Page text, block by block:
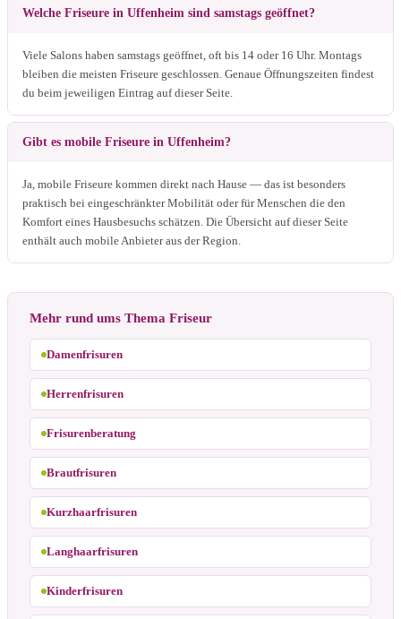
Welche Friseure in Uffenheim sind samstags geöffnet?
Viele Salons haben samstags geöffnet, oft bis 14 oder 16 Uhr. Montags
bleiben die meisten Friseure geschlossen. Genaue Öffnungszeiten findest
du beim jeweiligen Eintrag auf dieser Seite.
Gibt es mobile Friseure in Uffenheim?
Ja, mobile Friseure kommen direkt nach Hause — das ist besonders
praktisch bei eingeschränkter Mobilität oder für Menschen die den
Komfort eines Hausbesuchs schätzen. Die Übersicht auf dieser Seite
enthält auch mobile Anbieter aus der Region.
Mehr rund ums Thema Friseur
Damenfrisuren
Herrenfrisuren
Frisurenberatung
Brautfrisuren
Kurzhaarfrisuren
Langhaarfrisuren
Kinderfrisuren